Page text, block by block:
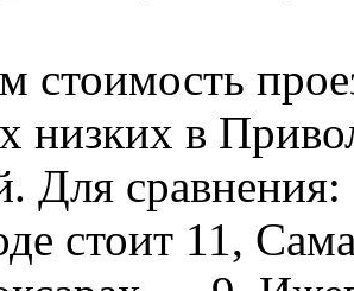
стоимость
низких в
Для
стоит 11,